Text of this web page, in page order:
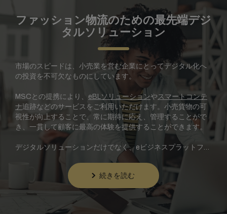
ファッション物流のための最先端デジ
タルソリューション
市場のスピードは、小売業を営む企業にとってデジタル化へ
の投資を不可欠なものにしています。
MSCとの提携により、 eBLソリューションやスマートコンテ
ナ追跡などのサービスをご利用いただけます。小売貨物の可
視性が向上することで、常に期待に応え、管理することがで
き、一貫して顧客に最高の体験を提供することができます。
デジタルソリューションだけでなく、eビジネスプラットフォ
ームmyMSCをご利用いただくと、数回のクリックでビジネス
取引を完了することができ、輸送プロセスを簡素化・最適化
することができます。
続きを読む